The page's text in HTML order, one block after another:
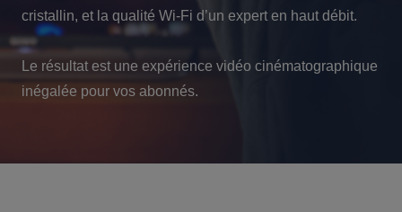
cristallin, et la qualité Wi-Fi d’un expert en haut débit.
Le résultat est une expérience vidéo cinématographique
inégalée pour vos abonnés.